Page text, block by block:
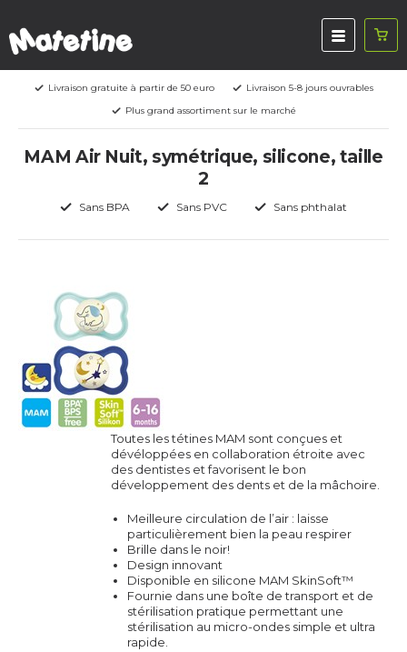
Livraison gratuite à partir de 50 euro
Livraison 5-8 jours ouvrables
Plus grand assortiment sur le marché
MAM Air Nuit, symétrique, silicone, taille
2
Sans BPA Sans PVC Sans phthalat
Toutes les tétines MAM sont conçues et
dévéloppées en collaboration étroite avec
des dentistes et favorisent le bon
développement des dents et de la mâchoire.
Meilleure circulation de l’air : laisse
particulièrement bien la peau respirer
Brille dans le noir!
Design innovant
Disponible en silicone MAM SkinSoft™
Fournie dans une boîte de transport et de
stérilisation pratique permettant une
stérilisation au micro-ondes simple et ultra
rapide.